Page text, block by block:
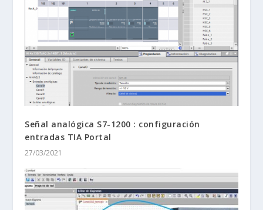
Señal analógica S7-1200 : configuración
entradas TIA Portal
27/03/2021